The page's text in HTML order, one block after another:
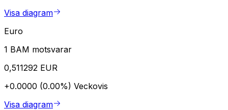
Visa diagram
Euro
1 BAM motsvarar
0,511292 EUR
+0.0000 (0.00%) Veckovis
Visa diagram